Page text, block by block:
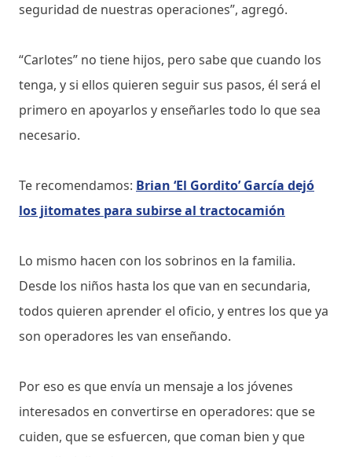
seguridad de nuestras operaciones”, agregó.
“Carlotes” no tiene hijos, pero sabe que cuando los
tenga, y si ellos quieren seguir sus pasos, él será el
primero en apoyarlos y enseñarles todo lo que sea
necesario.
Te recomendamos: Brian ‘El Gordito’ García dejó
los jitomates para subirse al tractocamión
Lo mismo hacen con los sobrinos en la familia.
Desde los niños hasta los que van en secundaria,
todos quieren aprender el oficio, y entres los que ya
son operadores les van enseñando.
Por eso es que envía un mensaje a los jóvenes
interesados en convertirse en operadores: que se
cuiden, que se esfuercen, que coman bien y que